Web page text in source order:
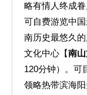
略有情人终成
可自费游览中
南历史最悠久
文化中心【南
120分钟）。可
领略热带滨海